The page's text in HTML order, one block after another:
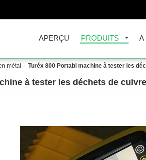
APERÇU PRODUITS A
métal Turéx 800 Portabl machine à tester les
à tester les déchets de